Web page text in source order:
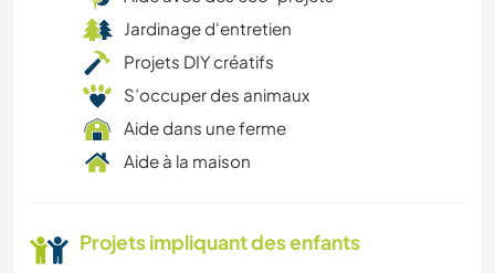
Jardinage d'entretien
Projets DIY créatifs
S’occuper des animaux
Aide dans une ferme
Aide à la maison
Projets impliquant des enfants